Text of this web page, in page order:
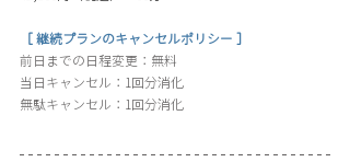
［ 継続プランのキャンセルポリシー ］
前日までの日程変更：無料
当日キャンセル：1回分消化
無駄キャンセル：1回分消化